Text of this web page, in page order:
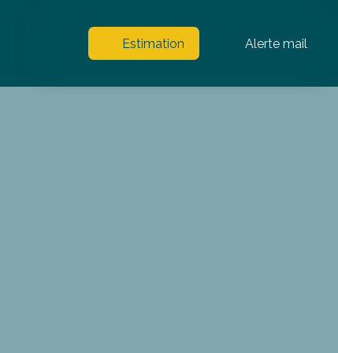
Estimation Alerte mail